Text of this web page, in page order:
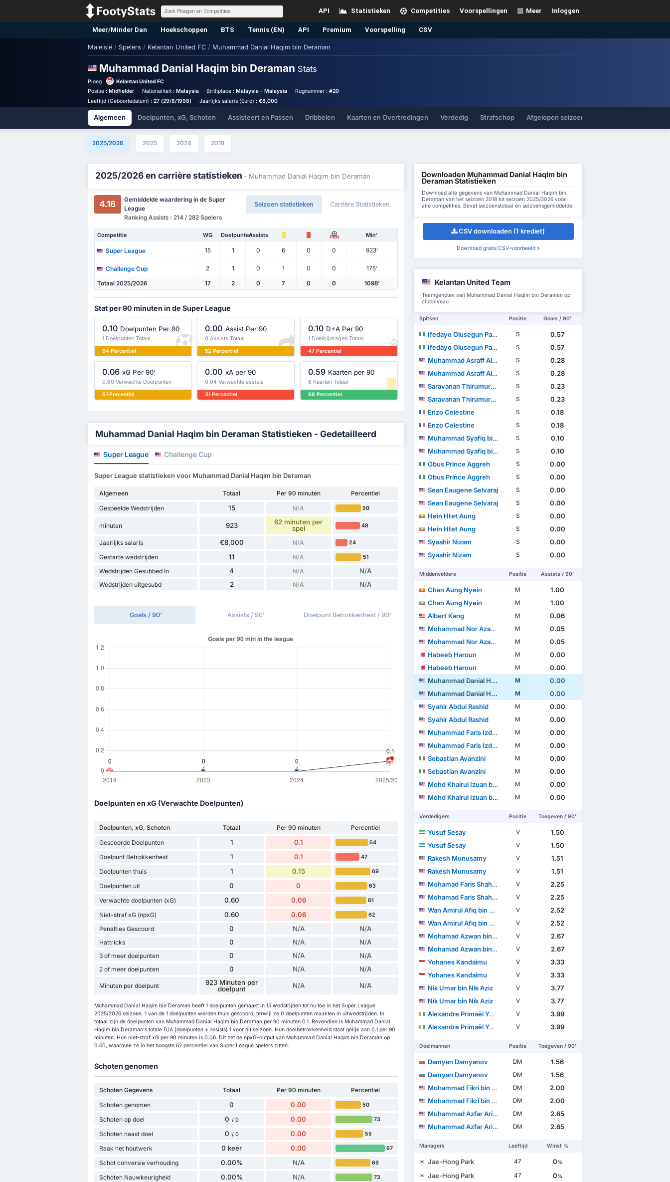
Inloggen
Meer
Voorspellingen
Competities
Statistieken
API
Meer/Minder Dan Hoekschoppen BTS Tennis (EN) API Premium Voorspelling CSV
Maleisië / Spelers / Kelantan United FC / Muhammad Danial Haqim bin Deraman
Muhammad Danial Haqim bin Deraman Stats
Ploeg :
Kelantan United FC
Positie : Midfielder Nationaliteit : Malaysia Birthplace :Malaysia - Malaysia Rugnummer : #20
Leeftijd (Geboortedatum) : 27 (29/8/1998) Jaarlijks salaris (Euro) : €8,000
Algemeen Doelpunten, xG, Schoten Assisteert en Passen Dribbelen Kaarten en Overtredingen Verdedig Strafschop Afgelopen seizoenen
2025/2026 2025 2024 2018
2025/2026 en carrière statistieken - Muhammad Danial Haqim bin Deraman
4.16
Gemiddelde waardering in de Super
League
Ranking Assists : 214 / 282 Spelers
Seizoen statistieken Carrière Statistieken
Competitie WG DoelpuntenAssists PEN Min'
Super League 15 1 0 6 0 0 923'
Challenge Cup 2 1 0 1 0 0 175'
Totaal 2025/2026 17 2 0 7 0 0 1098'
Stat per 90 minuten in de Super League
0.10 Doelpunten Per 90
1 Doelpunten Totaal
64 Percentiel
0.00 Assist Per 90
0 Assists Totaal
52 Percentiel
0.10 D+A Per 90
1 Doelbijdragen Totaal
47 Percentiel
0.06 xG Per 90'
0.60 Verwachte Doelpunten
61 Percentiel
0.00 xA per 90
0.04 Verwachte assists
31 Percentiel
0.59 Kaarten per 90
6 Kaarten Totaal
98 Percentiel
Muhammad Danial Haqim bin Deraman Statistieken - Gedetailleerd
Super League Challenge Cup
Super League statistieken voor Muhammad Danial Haqim bin Deraman
Algemeen Totaal Per 90 minuten
Percentiel
Gespeelde Wedstrijden
15 N/A 50
minuten 923
62 minuten per
spel
48
Jaarlijks salaris €8,000 N/A 24
Gestarte wedstrijden 11 N/A 51
Wedstrijden Gesubbed In 4 N/A N/A
Wedstrijden uitgesubd 2 N/A N/A
Goals / 90' Assists / 90' Doelpunt Betrokkenheid / 90'
Doelpunten en xG (Verwachte Doelpunten)
Doelpunten, xG, Schoten Totaal Per 90 minuten
Percentiel
Gescoorde Doelpunten
1 0.1 64
Doelpunt Betrokkenheid 1 0.1 47
Doelpunten thuis 1 0.15 69
Doelpunten uit 0 0 63
Verwachte doelpunten (xG) 0.60 0.06 61
Niet-straf xG (npxG) 0.60 0.06 62
Penalties Gescoord 0 N/A N/A
Hattricks 0 N/A N/A
3 of meer doelpunten 0 N/A N/A
2 of meer doelpunten 0 N/A N/A
Minuten per doelpunt
923 Minuten per
doelpunt
N/A N/A
Muhammad Danial Haqim bin Deraman heeft 1 doelpunten gemaakt in 15 wedstrijden tot nu toe in het Super League
2025/2026 seizoen. 1 van de 1 doelpunten werden thuis gescoord, terwijl ze 0 doelpunten maakten in uitwedstrijden. In
totaal zijn de doelpunten van Muhammad Danial Haqim bin Deraman per 90 minuten 0.1. Bovendien is Muhammad Danial
Haqim bin Deraman's totale D/A (doelpunten + assists) 1 voor dit seizoen. Hun doelbetrokkenheid staat gelijk aan 0.1 per 90
minuten. Hun niet-straf xG per 90 minuten is 0.06. Dit zet de npxG-output van Muhammad Danial Haqim bin Deraman op
0.60, waarmee ze in het hoogste 62 percentiel van Super League spelers zitten.
Schoten genomen
Schoten Gegevens Totaal Per 90 minuten
Percentiel
Schoten genomen
0 0.00 50
Schoten op doel 0 / 0 0.00 73
Schoten naast doel 0 / 0 0.00 55
Raak het houtwerk 0 keer 0.00 97
Schot conversie verhouding 0.00% N/A 69
Schoten Nauwkeurigheid 0.00% N/A 73
Downloaden Muhammad Danial Haqim bin
Deraman Statistieken
Download alle gegevens van Muhammad Danial Haqim bin
Deraman van het seizoen 2018 tot seizoen 2025/2026 voor
alle competities. Bevat seizoenstotaal en seizoensgemiddelde.
CSV downloaden (1 krediet)
Download gratis CSV-voorbeeld »
Kelantan United Team
Teamgenoten van Muhammad Danial Haqim bin Deraman op
clubniveau
Spitsen Positie Goals / 90'
Ifedayo Olusegun Patrick Omosuyi S
0.57
Ifedayo Olusegun Patrick Omosuyi
S
0.57
Muhammad Asraff Aliffuddin bin Yasin
S
0.28
Muhammad Asraff Aliffuddin bin Yasin
S
0.28
Saravanan Thirumurugan
S
0.23
Saravanan Thirumurugan
S
0.23
Enzo Celestine
S
0.18
Enzo Celestine
S
0.18
Muhammad Syafiq bin Ismail
S
0.10
Muhammad Syafiq bin Ismail
S
0.10
Obus Prince Aggreh
S
0.00
Obus Prince Aggreh
S
0.00
Sean Eaugene Selvaraj
S
0.00
Sean Eaugene Selvaraj
S
0.00
Hein Htet Aung
S
0.00
Hein Htet Aung
S
0.00
Syaahir Nizam
S
0.00
Syaahir Nizam
S 0.00
Middenvelders Positie Assists / 90'
Chan Aung Nyein M
1.00
Chan Aung Nyein
M
1.00
Albert Kang
M
0.06
Mohammad Nor Azam bin Abdul Azih
M
0.05
Mohammad Nor Azam bin Abdul Azih
M
0.05
Habeeb Haroun
M
0.00
Habeeb Haroun
M
0.00
Muhammad Danial Haqim bin Deraman
M
0.00
Muhammad Danial Haqim bin Deraman
M
0.00
Syahir Abdul Rashid
M
0.00
Syahir Abdul Rashid
M
0.00
Muhammad Faris Izdiham bin Awang Kechik
M
0.00
Muhammad Faris Izdiham bin Awang Kechik
M
0.00
Sebastian Avanzini
M
0.00
Sebastian Avanzini
M
0.00
Mohd Khairul Izuan bin Rosli
M
0.00
Mohd Khairul Izuan bin Rosli
M 0.00
Verdedigers Positie Toegeven / 90'
Yusuf Sesay V
1.50
Yusuf Sesay
V
1.50
Rakesh Munusamy
V
1.51
Rakesh Munusamy
V
1.51
Mohamad Faris Shah Bin Rosli
V
2.25
Mohamad Faris Shah Bin Rosli
V
2.25
Wan Amirul Afiq bin Wan Abdul Rahman
V
2.52
Wan Amirul Afiq bin Wan Abdul Rahman
V
2.52
Mohamad Azwan bin Mohd Aripin
V
2.67
Mohamad Azwan bin Mohd Aripin
V
2.67
Yohanes Kandaimu
V
3.33
Yohanes Kandaimu
V
3.33
Nik Umar bin Nik Aziz
V
3.77
Nik Umar bin Nik Aziz
V
3.77
Alexandre Primaël Yeoulé
V
3.99
Alexandre Primaël Yeoulé
V 3.99
Doelmannen Positie Toegeven / 90'
Damyan Damyanov DM
1.56
Damyan Damyanov
DM
1.56
Mohammad Fikri bin Che Soh
DM
2.00
Mohammad Fikri bin Che Soh
DM
2.00
Muhammad Azfar Arif Mohd Sukri
DM
2.65
Muhammad Azfar Arif Mohd Sukri
DM 2.65
Managers Leeftijd Winst %
Jae-Hong Park 47 0%
Jae-Hong Park 47 0%